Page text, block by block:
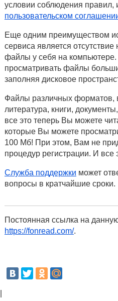
условии соблюдения правил,
пользовательском
Еще одним преимуществом
сервиса является
файлы у себя на
просматривать файлы
заполняя дисковое
Файлы различных форматов,
литература, книги,
все это теперь Вы можете
которые Вы можете
100 Мб! При этом, Вам не
процедур регистрации. И все
Служба поддержки может
вопросы в кратчайшие сроки.
Постоянная ссылка на
https://fonread.com/.